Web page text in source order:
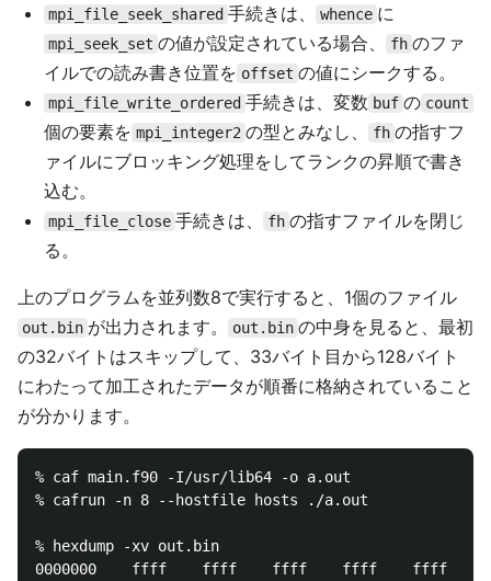
mpi_file_seek_shared 手続きは、 whence に
mpi_seek_set の値が設定されている場合、 fh のファ
イルでの読み書き位置を offset の値にシークする。
mpi_file_write_ordered 手続きは、変数 buf の count
個の要素を mpi_integer2 の型とみなし、 fh の指すフ
ァイルにブロッキング処理をしてランクの昇順で書き
込む。
mpi_file_close 手続きは、 fh の指すファイルを閉じ
る。
上のプログラムを並列数8で実行すると、1個のファイル
out.bin が出力されます。 out.bin の中身を見ると、最初
の32バイトはスキップして、33バイト目から128バイト
にわたって加工されたデータが順番に格納されていること
が分かります。
% caf main.f90 -I/usr/lib64 -o a.out
% cafrun -n 8 --hostfile hosts ./a.out
% hexdump -xv out.bin
0000000    ffff    ffff    ffff    ffff    ffff